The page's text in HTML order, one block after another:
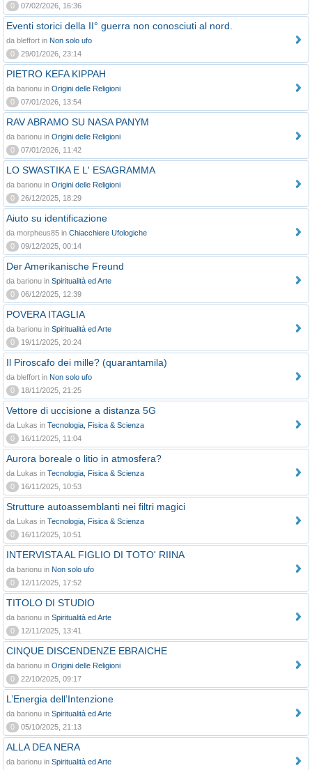
0
07/02/2026, 16:36
Eventi storici della II° guerra non conosciuti al nord.
da bleffort in Non solo ufo
0
29/01/2026, 23:14
PIETRO KEFA KIPPAH
da barionu in Origini delle Religioni
0
07/01/2026, 13:54
RAV ABRAMO SU NASA PANYM
da barionu in Origini delle Religioni
0
07/01/2026, 11:42
LO SWASTIKA E L' ESAGRAMMA
da barionu in Origini delle Religioni
0
26/12/2025, 18:29
Aiuto su identificazione
da morpheus85 in Chiacchiere Ufologiche
0
09/12/2025, 00:14
Der Amerikanische Freund
da barionu in Spiritualità ed Arte
0
06/12/2025, 12:39
POVERA ITAGLIA
da barionu in Spiritualità ed Arte
0
19/11/2025, 20:24
Il Piroscafo dei mille? (quarantamila)
da bleffort in Non solo ufo
0
18/11/2025, 21:25
Vettore di uccisione a distanza 5G
da Lukas in Tecnologia, Fisica & Scienza
0
16/11/2025, 11:04
Aurora boreale o litio in atmosfera?
da Lukas in Tecnologia, Fisica & Scienza
0
16/11/2025, 10:53
Strutture autoassemblanti nei filtri magici
da Lukas in Tecnologia, Fisica & Scienza
0
16/11/2025, 10:51
INTERVISTA AL FIGLIO DI TOTO' RIINA
da barionu in Non solo ufo
0
12/11/2025, 17:52
TITOLO DI STUDIO
da barionu in Spiritualità ed Arte
0
12/11/2025, 13:41
CINQUE DISCENDENZE EBRAICHE
da barionu in Origini delle Religioni
0
22/10/2025, 09:17
L’Energia dell’Intenzione
da barionu in Spiritualità ed Arte
0
05/10/2025, 21:13
ALLA DEA NERA
da barionu in Spiritualità ed Arte